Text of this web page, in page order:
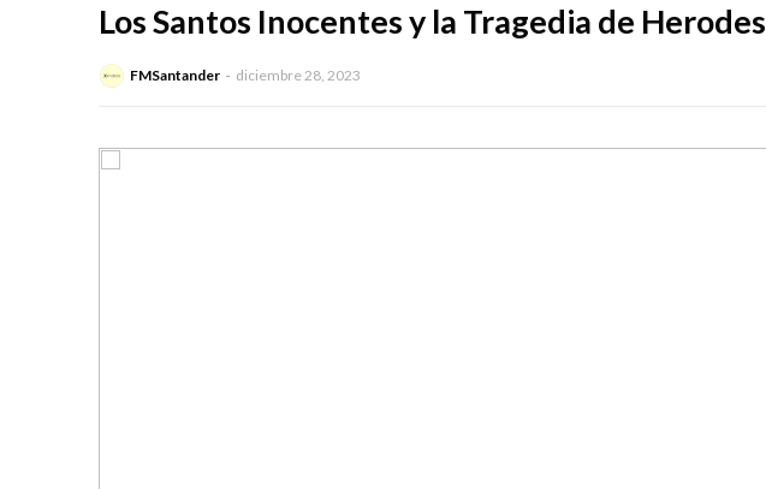
Los Santos Inocentes y la Tragedia de Herodes
FMSantander diciembre 28, 2023